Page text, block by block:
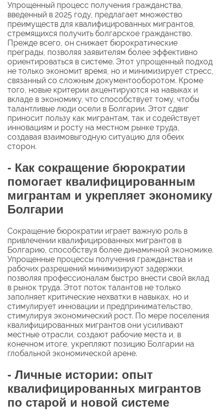
Упрощенный процесс получения гражданства,
введенный в 2025 году, предлагает множество
преимуществ для квалифицированных мигрантов,
стремящихся получить болгарское гражданство.
Прежде всего, он снижает бюрократические
преграды, позволяя заявителям более эффективно
ориентироваться в системе. Этот упрощенный подход
не только экономит время, но и минимизирует стресс,
связанный со сложным документооборотом. Кроме
того, новые критерии акцентируются на навыках и
вкладе в экономику, что способствует тому, чтобы
талантливые люди осели в Болгарии. Этот сдвиг
приносит пользу как мигрантам, так и содействует
инновациям и росту на местном рынке труда,
создавая взаимовыгодную ситуацию для обеих
сторон.
- Как сокращение бюрократии
помогает квалифицированным
мигрантам и укрепляет экономику
Болгарии
Сокращение бюрократии играет важную роль в
привлечении квалифицированных мигрантов в
Болгарию, способствуя более динамичной экономике.
Упрощенные процессы получения гражданства и
рабочих разрешений минимизируют задержки,
позволяя профессионалам быстро внести свой вклад
в рынок труда. Этот поток талантов не только
заполняет критические нехватки в навыках, но и
стимулирует инновации и предпринимательство,
стимулируя экономический рост. По мере поселения
квалифицированных мигрантов они усиливают
местные отрасли, создают рабочие места и, в
конечном итоге, укрепляют позицию Болгарии на
глобальной экономической арене.
- Личные истории: опыт
квалифицированных мигрантов
по старой и новой системе